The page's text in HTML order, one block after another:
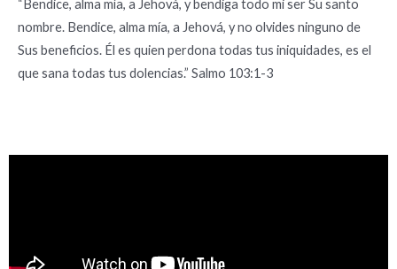
“Bendice, alma mía, a Jehová, y bendiga todo mi ser Su santo
nombre. Bendice, alma mía, a Jehová, y no olvides ninguno de
Sus beneficios. Él es quien perdona todas tus iniquidades, es el
que sana todas tus dolencias.” Salmo 103:1-3